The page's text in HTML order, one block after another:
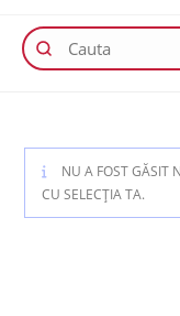
NU A FOST GĂSIT
CU SELECȚIA TA.